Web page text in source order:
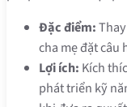
Đặc điểm:
cha mẹ đặt câu
Lợi ích: Kích
phát triển kỹ